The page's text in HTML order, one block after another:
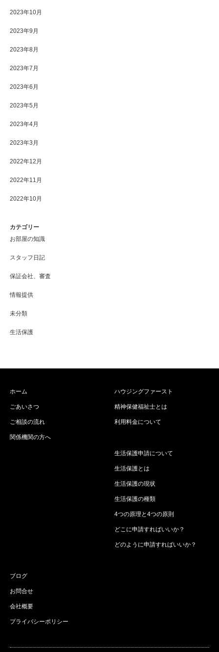
2023年10月
2023年9月
2023年8月
2023年7月
2023年6月
2023年5月
2023年4月
2023年3月
2022年12月
2022年11月
2022年10月
カテゴリー
お部屋の知識
スタッフ日記
保証会社、審査
情報提供
未分類
生活保護
ホーム
ごあいさつ
ご相談の流れ
関係機関の方へ
ハウジングファースト
精神保健福祉士とは
利用料金について
生活保護申請について
生活保護とは
生活保護の現状
生活保護の種類
4つの原理と4つの原則
どこに申請すればいいか？
どのように申請すればいいか？
ブログ
お問合せ
会社概要
プライバシーポリシー